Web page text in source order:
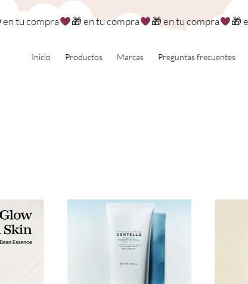
Inicio Productos Marcas Preguntas frecuentes